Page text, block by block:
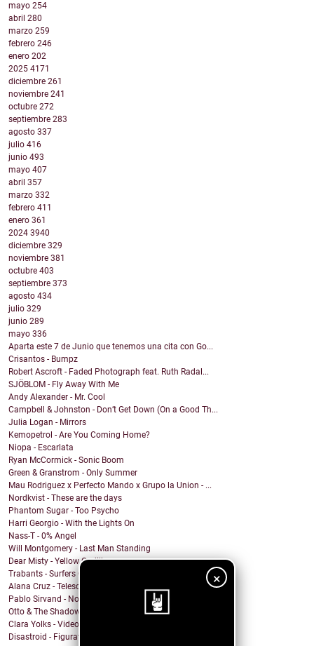
×
mayo 254
abril 280
marzo 259
febrero 246
enero 202
2025 4171
diciembre 261
noviembre 241
octubre 272
septiembre 283
agosto 337
julio 416
junio 493
mayo 407
abril 357
marzo 332
febrero 411
enero 361
2024 3940
diciembre 329
noviembre 381
octubre 403
septiembre 373
agosto 434
julio 329
junio 289
mayo 336
Aparta este 7 de Junio que tenemos una cita con Go...
Crisantos - Bumpz
Robert Ascroft - Faded Photograph feat. Ruth Radal...
SJÖBLOM - Fly Away With Me
Andy Alexander - Mr. Cool
Campbell & Johnston - Don’t Get Down (On a Good Th...
Julia Logan - Mirrors
Kemopetrol - Are You Coming Home?
Niopa - Escarlata
Ryan McCormick - Sonic Boom
Green & Granstrom - Only Summer
Mau Rodriguez x Perfecto Mando x Grupo la Union - ...
Nordkvist - These are the days
Phantom Sugar - Too Psycho
Harri Georgio - With the Lights On
Nass-T - 0% Angel
Will Montgomery - Last Man Standing
Dear Misty - Yellow Cadillac
Trabants - Surfers On Acid
Alana Cruz - Telescope
Pablo Sirvand - No soy
Otto & The Shadow Hunters - FUN
Clara Yolks - Videocall (feat. Billy Miamor)
Disastroid - Figurative Object